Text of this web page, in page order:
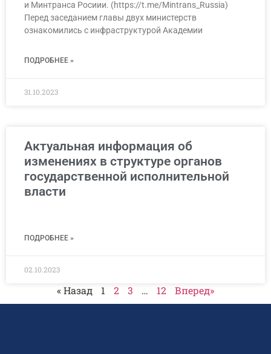
и Минтранса Росиии. (https://t.me/Mintrans_Russia)
Перед заседанием главы двух министерств
ознакомились с инфраструктурой Академии
ПОДРОБНЕЕ »
31.10.2023
Актуальная информация об
изменениях в структуре органов
государственной исполнительной
власти
ПОДРОБНЕЕ »
02.10.2023
« Назад 1 2 3 … 12 Вперед»